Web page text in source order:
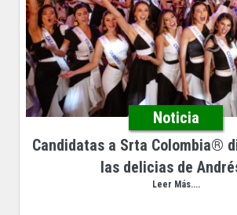
Noticia
Candidatas a Srta Colombia®️
las delicias de
Leer Más....